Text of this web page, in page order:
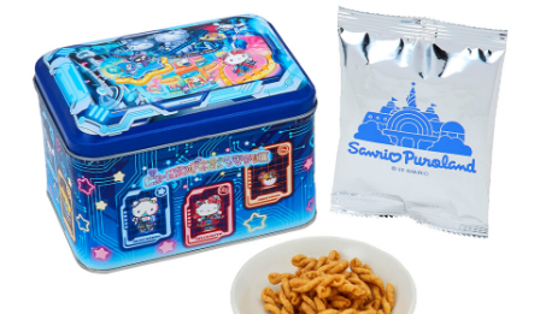
楽しみ方 サービスガイド
ニュース